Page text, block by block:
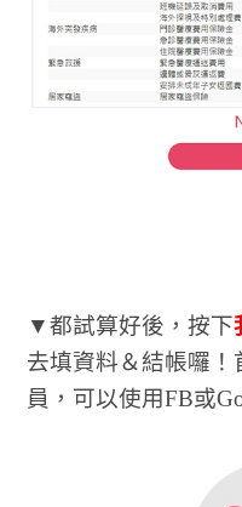
▼都試算好後，按下
去填資料＆結帳囉
員，可以使用FB或